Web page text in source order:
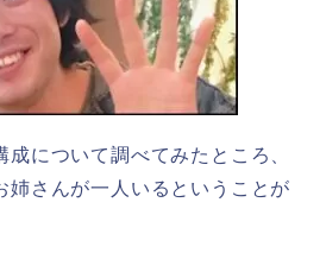
について調べてみたところ、
姉さんが一人いるということが